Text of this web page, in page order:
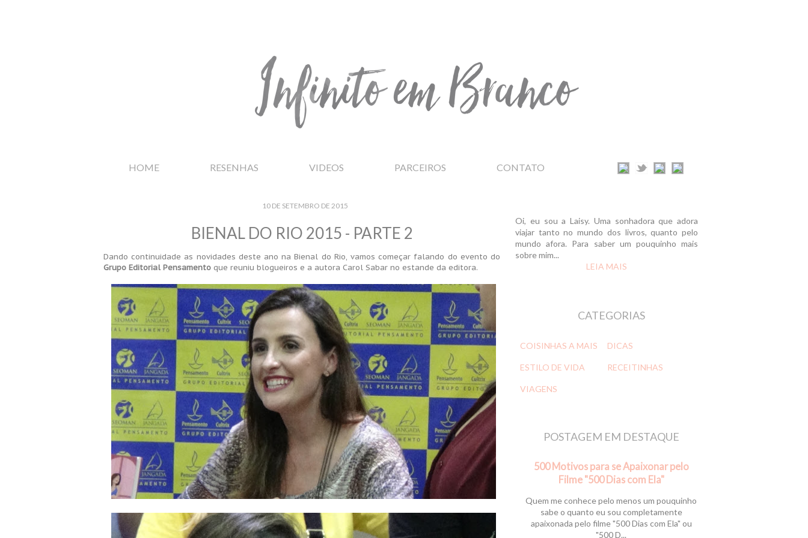
HOME RESENHAS VIDEOS PARCEIROS CONTATO
10 DE SETEMBRO DE 2015
BIENAL DO RIO 2015 - PARTE 2
Dando continuidade as novidades deste ano na Bienal do Rio, vamos começar falando do evento do
Grupo Editorial Pensamento que reuniu blogueiros e a autora Carol Sabar no estande da editora.
Oi, eu sou a Laisy. Uma sonhadora que adora
viajar tanto no mundo dos livros, quanto pelo
mundo afora. Para saber um pouquinho mais
sobre mim...
LEIA MAIS
CATEGORIAS
COISINHAS A MAIS DICAS
ESTILO DE VIDA RECEITINHAS
VIAGENS
POSTAGEM EM DESTAQUE
500 Motivos para se Apaixonar pelo
Filme "500 Dias com Ela"
Quem me conhece pelo menos um pouquinho
sabe o quanto eu sou completamente
apaixonada pelo filme "500 Dias com Ela" ou
"500 D...